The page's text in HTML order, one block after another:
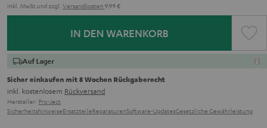
Inkl. MwSt und zzgl. Versandkosten 9,99 €
IN DEN WARENKORB
Auf Lager
Sicher einkaufen mit 8 Wochen Rückgaberecht
inkl. kostenlosem Rückversand
Hersteller: Pro-Ject
SicherheitshinweiseErsatzteileReparaturenSoftware-UpdatesGesetzliche Gewährleistung